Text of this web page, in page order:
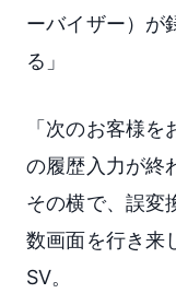
ーバイザー）が
る」
「次のお客様
の履歴入力が終
その横で、誤変
数画面を行き来
SV。